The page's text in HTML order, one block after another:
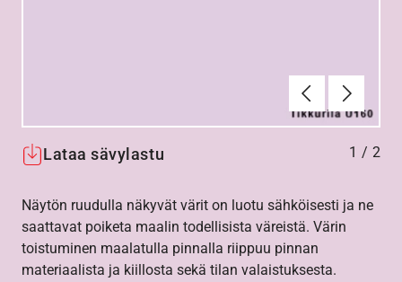
Edellinen
Lataa sävylastu 1 / 2
Näytön ruudulla näkyvät värit on luotu sähköisesti ja ne
saattavat poiketa maalin todellisista väreistä. Värin
toistuminen maalatulla pinnalla riippuu pinnan
materiaalista ja kiillosta sekä tilan valaistuksesta.